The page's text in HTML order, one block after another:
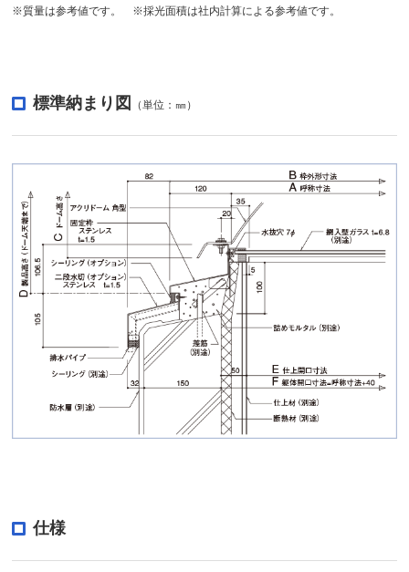
※質量は参考値です。 ※採光面積は社内計算による参考値です。
標準納まり図 （単位：㎜）
仕様